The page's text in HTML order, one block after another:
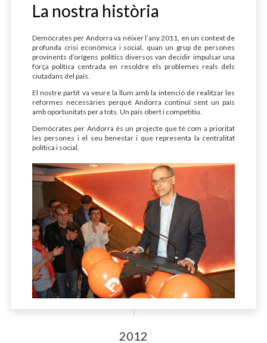
La nostra història
Demòcrates per Andorra va néixer l’any 2011, en un context de
profunda crisi econòmica i social, quan un grup de persones
provinents d’orígens polítics diversos van decidir impulsar una
força política centrada en resoldre els problemes reals dels
ciutadans del país.
El nostre partit va veure la llum amb la intenció de realitzar les
reformes necessàries perquè Andorra continuï sent un país
amb oportunitats per a tots. Un país obert i competitiu.
Demòcrates per Andorra és un projecte que té com a prioritat
les persones i el seu benestar i que representa la centralitat
política i social.
2012